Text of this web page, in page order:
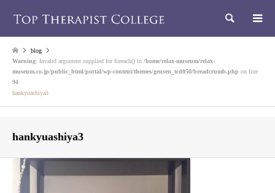
検索
blog
Warning: Invalid argument supplied for foreach() in /home/relax-museum/relax-
museum.co.jp/public_html/portal/wp-content/themes/gensen_tcd050/breadcrumb.php on line
94
hankyuashiya3
hankyuashiya3